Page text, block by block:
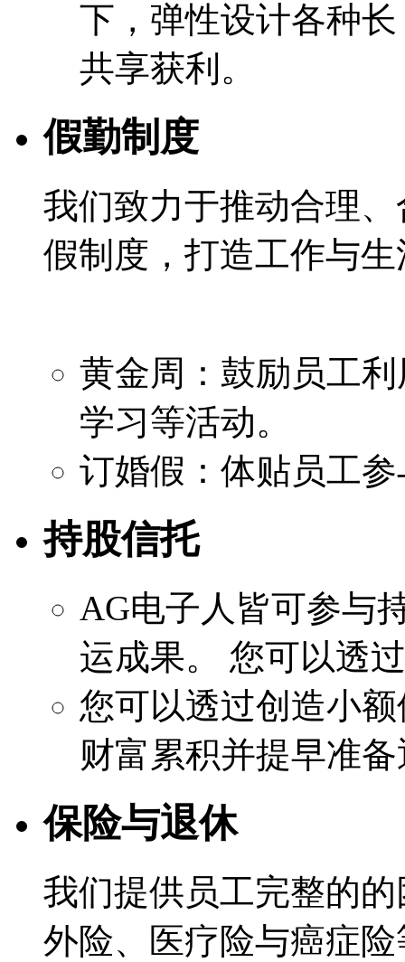
下，弹性设计各种
共享获利。
假勤制度
我们致力于推动合理
假制度，打造工作与
黄金周：鼓励员工
学习等活动。
订婚假：体贴员工
持股信托
AG电子人皆可参与
运成果。 您可以透
您可以透过创造小
财富累积并提早准
保险与退休
我们提供员工完整的
外险、医疗险与癌症